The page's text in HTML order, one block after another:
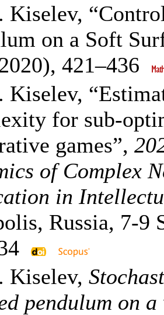
Kiselev,
on a Soft
421–436
Kiselev,
for sub-
games”,
of Complex
in
Russia, 7-9
Kiselev,
pendulum on